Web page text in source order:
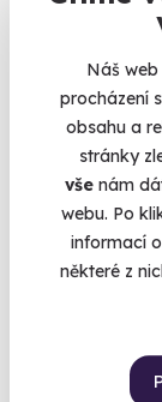
Náš
procházení
obsahu a
stránky
vše nám
webu. Po
informací
některé z
3 999 Kč
Novinka